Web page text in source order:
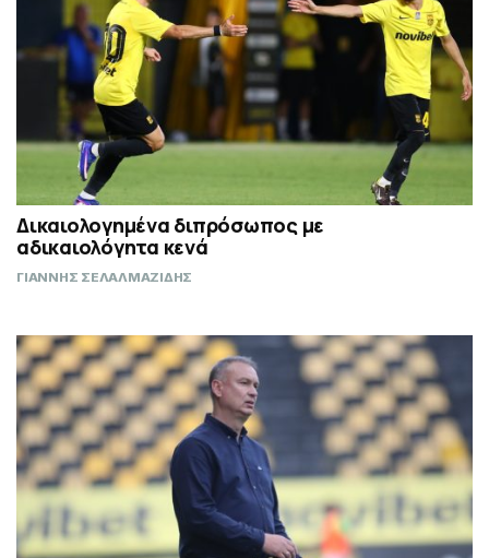
Δικαιολογημένα διπρόσωπος με
αδικαιολόγητα κενά
ΓΙΑΝΝΗΣ ΣΕΛΑΛΜΑΖΙΔΗΣ